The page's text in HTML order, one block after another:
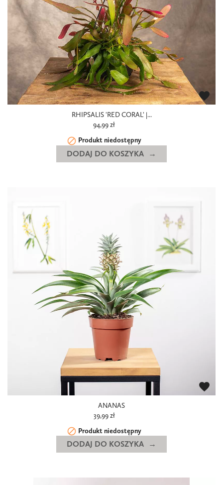
RHIPSALIS 'RED CORAL' |...
94,99 zł
 Produkt niedostępny
favorite
DODAJ DO KOSZYKA
ANANAS
39,99 zł
 Produkt niedostępny
favorite
DODAJ DO KOSZYKA